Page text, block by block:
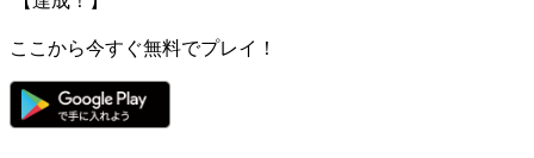
ここから今すぐ無料でプレイ！